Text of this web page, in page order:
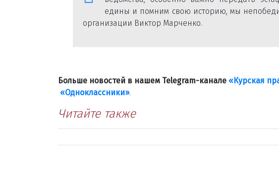
едины и помним свою историю, мы
организации Виктор Марченко.
Больше новостей в нашем Telegram-канале «Курская
«Одноклассники».
Читайте также